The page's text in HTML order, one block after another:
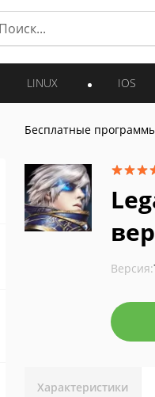
LINUX IOS
Бесплатные
Версия:
Характеристики